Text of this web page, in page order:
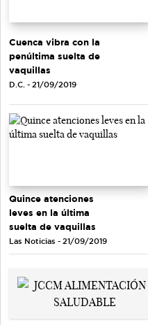
Cuenca vibra con la
penúltima suelta de
vaquillas
D.C. - 21/09/2019
Quince atenciones
leves en la última
suelta de vaquillas
Las Noticias - 21/09/2019